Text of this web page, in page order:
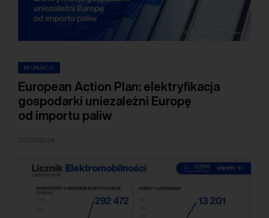
INFORMACJA
European Action Plan: elektryfikacja
gospodarki uniezależni Europę
od importu paliw
20/07/2026